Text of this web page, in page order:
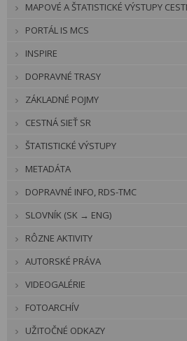
MAPOVÉ A ŠTATISTICKÉ VÝSTUPY
PORTÁL IS MCS
INSPIRE
DOPRAVNÉ TRASY
ZÁKLADNÉ POJMY
CESTNÁ SIEŤ SR
ŠTATISTICKÉ VÝSTUPY
METADÁTA
DOPRAVNÉ INFO, RDS-TMC
SLOVNÍK (SK → ENG)
RÔZNE AKTIVITY
AUTORSKÉ PRÁVA
VIDEOGALÉRIE
FOTOARCHÍV
UŽITOČNÉ ODKAZY